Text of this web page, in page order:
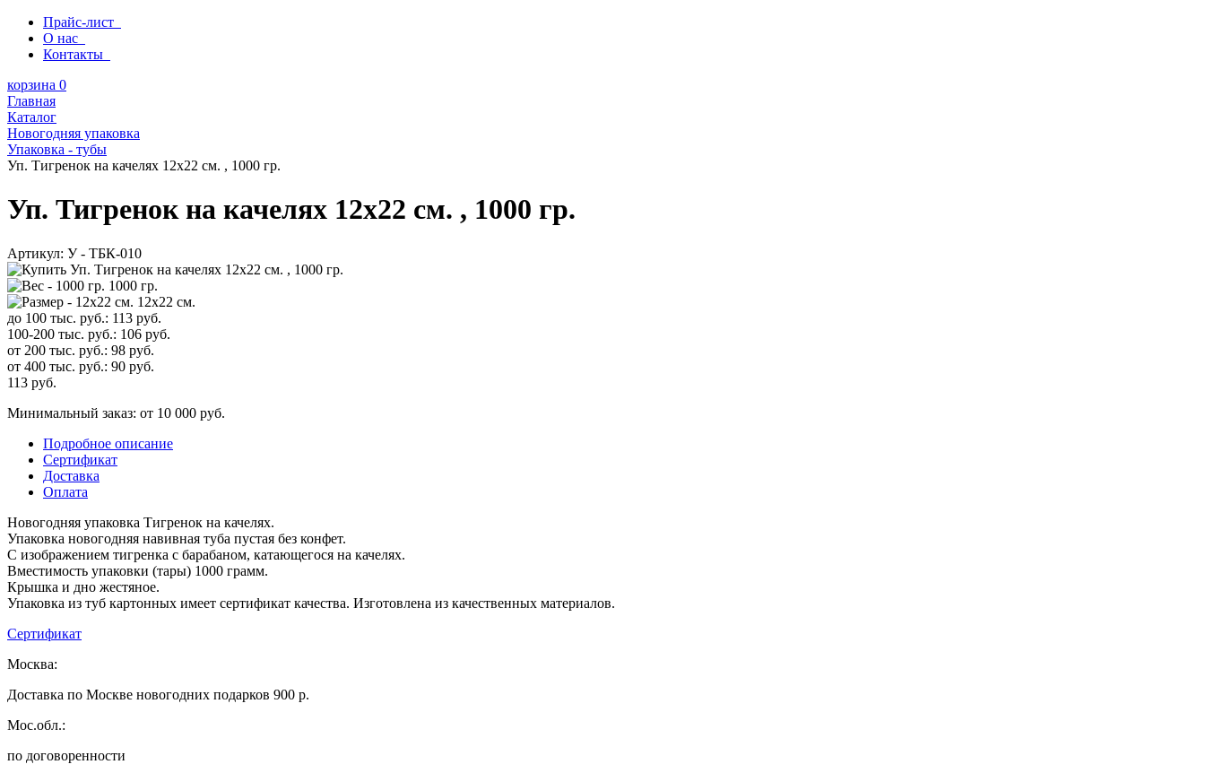
Прайс-лист
О нас
Контакты
корзина 0
Главная
Каталог
Новогодняя упаковка
Упаковка - тубы
Уп. Тигренок на качелях 12х22 см. , 1000 гр.
Уп. Тигренок на качелях 12х22 см. , 1000 гр.
Артикул: У - ТБК-010
1000 гр.
12х22 см.
до 100 тыс. руб.: 113 руб.
100-200 тыс. руб.: 106 руб.
от 200 тыс. руб.: 98 руб.
от 400 тыс. руб.: 90 руб.
113 руб.
Минимальный заказ: от 10 000 руб.
Подробное описание
Сертификат
Доставка
Оплата
Новогодняя упаковка Тигренок на качелях.
Упаковка новогодняя навивная туба пустая без конфет.
С изображением тигренка с барабаном, катающегося на качелях.
Вместимость упаковки (тары) 1000 грамм.
Крышка и дно жестяное.
Упаковка из туб картонных имеет сертификат качества. Изготовлена из качественных материалов.
Сертификат
Москва:
Доставка по Москве новогодних подарков 900 р.
Мос.обл.:
по договоренности